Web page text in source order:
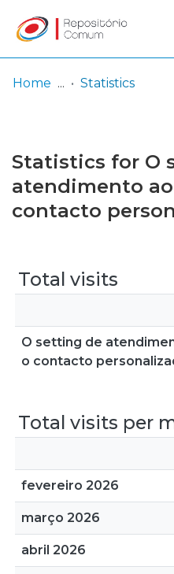
Browse repository
Entities
Log
In
(current)
Home Statistics
Statistics for O
atendimento
contacto
Total visits
O setting de
o contacto
Total visits per
fevereiro 2026
março 2026
abril 2026